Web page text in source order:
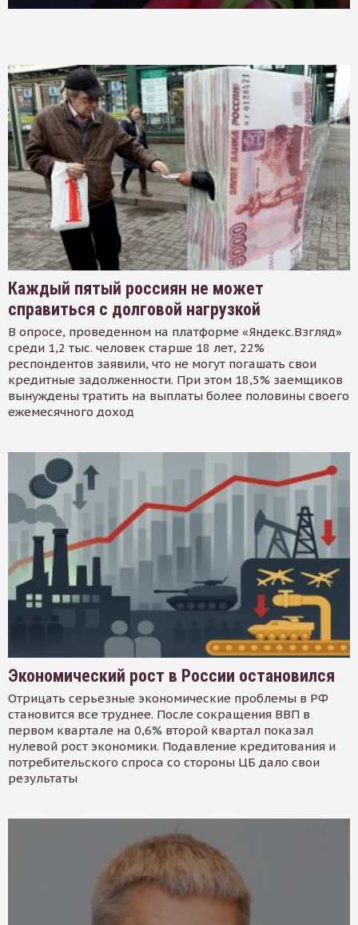
Каждый пятый россиян не может
справиться с долговой нагрузкой
В опросе, проведенном на платформе «Яндекс.Взгляд»
среди 1,2 тыс. человек старше 18 лет, 22%
респондентов заявили, что не могут погашать свои
кредитные задолженности. При этом 18,5% заемщиков
вынуждены тратить на выплаты более половины своего
ежемесячного доход
Экономический рост в России остановился
Отрицать серьезные экономические проблемы в РФ
становится все труднее. После сокращения ВВП в
первом квартале на 0,6% второй квартал показал
нулевой рост экономики. Подавление кредитования и
потребительского спроса со стороны ЦБ дало свои
результаты